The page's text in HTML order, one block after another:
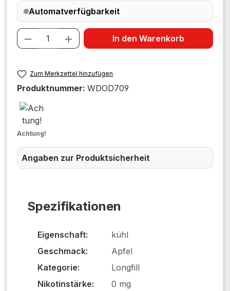
Spezifikationen
Eigenschaft:
kühl
Geschmack:
Apfel
Kategorie:
Longfill
Nikotinstärke:
0 mg
Automatverfügbarkeit
Produkt Anzahl: Gib den
In den Warenkorb
Zum Merkzettel hinzufügen
Produktnummer: WDOD709
Achtung!
Angaben zur Produktsicherheit